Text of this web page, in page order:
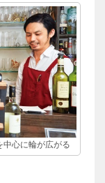
中心に輪が広がる